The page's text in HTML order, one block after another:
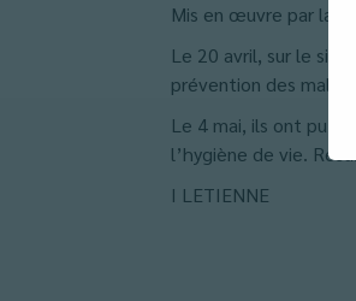
Mis en œuvre par la
Le 20 avril, sur le
prévention des
Le 4 mai, ils ont pu
l’hygiène de vie.
I LETIENNE